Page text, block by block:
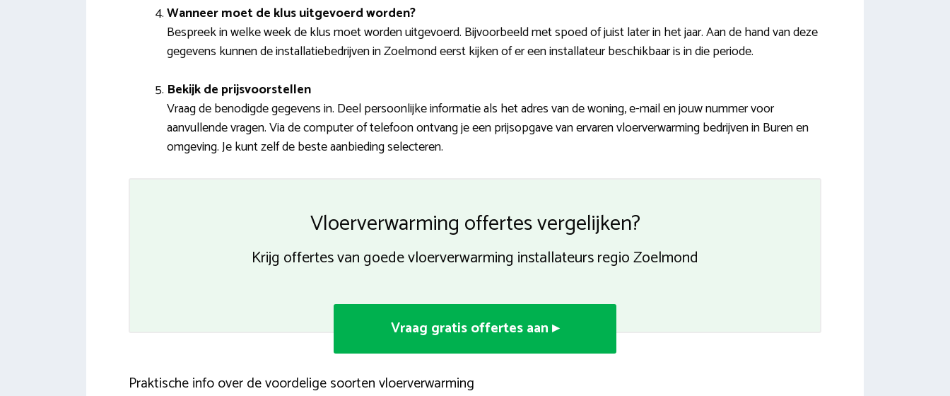
Wanneer moet de klus uitgevoerd worden?
Bespreek in welke week de klus moet worden uitgevoerd. Bijvoorbeeld met spoed of juist later in het jaar. Aan de hand van deze
gegevens kunnen de installatiebedrijven in Zoelmond eerst kijken of er een installateur beschikbaar is in die periode.
Bekijk de prijsvoorstellen
Vraag de benodigde gegevens in. Deel persoonlijke informatie als het adres van de woning, e-mail en jouw nummer voor
aanvullende vragen. Via de computer of telefoon ontvang je een prijsopgave van ervaren vloerverwarming bedrijven in Buren en
omgeving. Je kunt zelf de beste aanbieding selecteren.
Vloerverwarming offertes vergelijken?
Krijg offertes van goede vloerverwarming installateurs regio Zoelmond
Vraag gratis offertes aan ▸
Praktische info over de voordelige soorten vloerverwarming